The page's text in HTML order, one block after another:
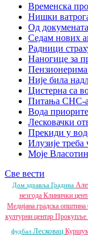
Временска
Нишки
Од
Седам нових
Радници
Наногице за
Пензионерима
Није била
Цистерна са
Питања СНС-а
Вода
Лесковачки
Прекиди у
Илузије треба
Моје
Све вести
Дом здравља Градина
незгода Клинички
Медијана градска општина
културни центар Прокупље
фудбал Лесковац